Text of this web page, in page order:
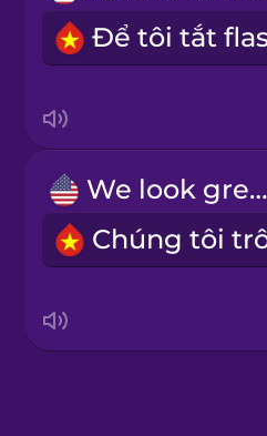
Sanskrit
Swedish
We look great!